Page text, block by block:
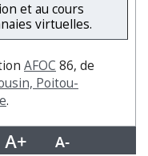
et au cours
virtuelles.
AFOC 86, de
Poitou-
.